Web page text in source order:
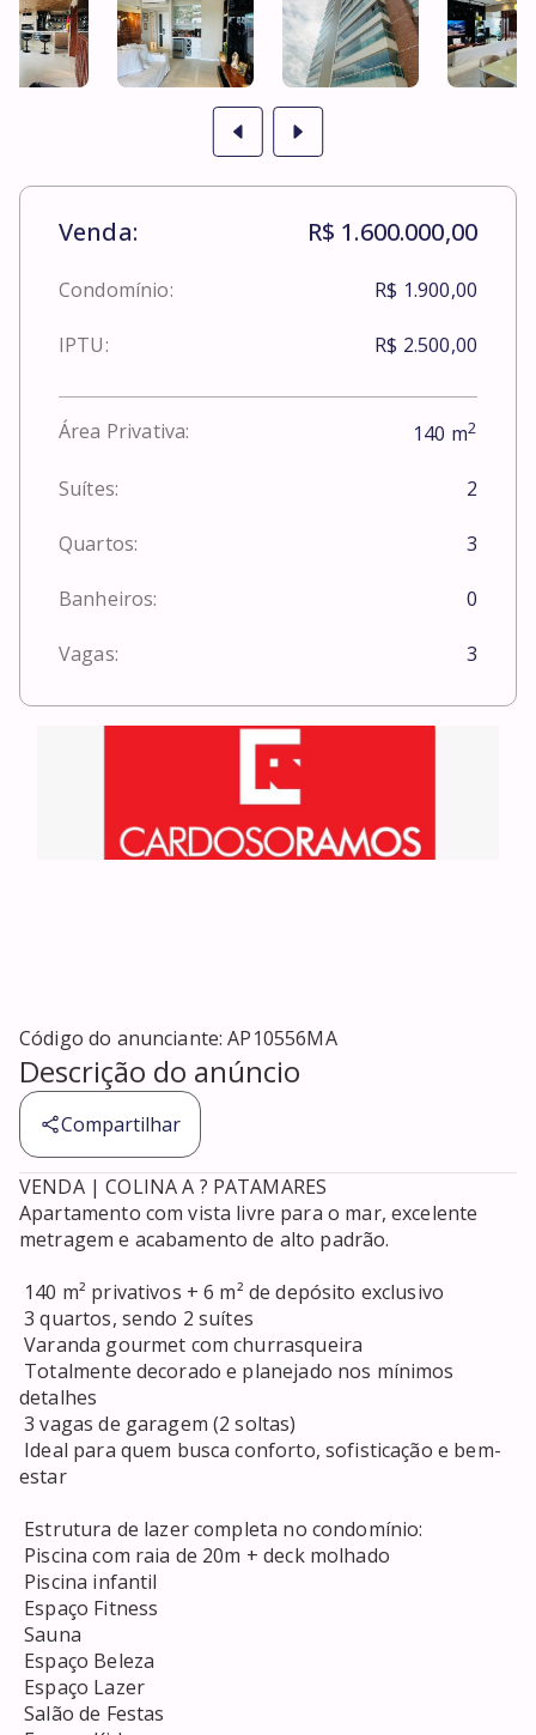
Venda: R$ 1.600.000,00
Condomínio: R$ 1.900,00
IPTU: R$ 2.500,00
Área Privativa: 140 m2
Suítes: 2
Quartos: 3
Banheiros: 0
Vagas: 3
Código do anunciante:AP10556MA
Descrição do anúncio
Compartilhar
VENDA | COLINA A ? PATAMARES
Apartamento com vista livre para o mar, excelente
metragem e acabamento de alto padrão.
3 quartos, sendo 2 suítes
Varanda gourmet com churrasqueira
detalhes
3 vagas de garagem (2 soltas)
estar
Sauna
Salão de Festas